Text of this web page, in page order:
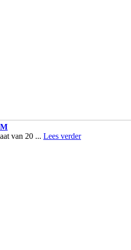
van 20 ... Lees verder